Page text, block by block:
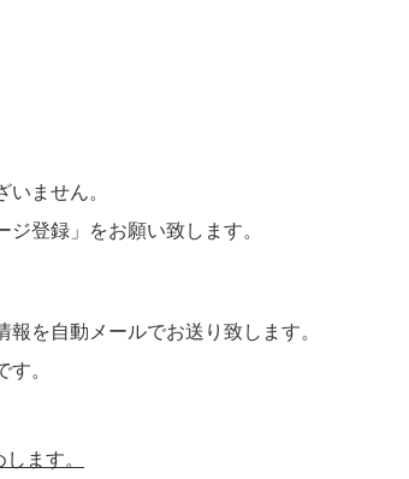
ません。
ジ登録」 をお願い致します。
を自動メールでお送り致します。
。